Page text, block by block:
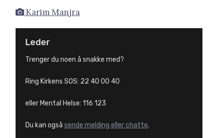
Karim Manjra
Leder
Trenger du noen å snakke med?
Ring Kirkens SOS: 22 40 00 40
eller Mental Helse: 116 123
Du kan også sende melding eller chatte.